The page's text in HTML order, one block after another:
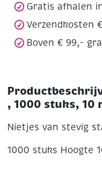
Gratis afhalen
Verzendkosten
Boven € 99,-
, 1000 stuks, 10
Nietjes van stevig
1000 stuks Hoogte